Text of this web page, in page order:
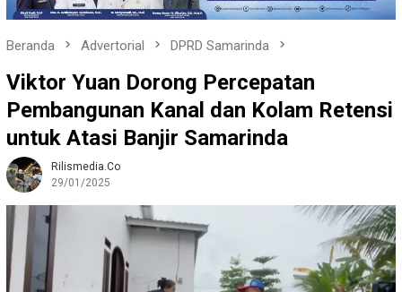
Beranda Advertorial DPRD Samarinda
Viktor Yuan Dorong Percepatan
Pembangunan Kanal dan Kolam Retensi
untuk Atasi Banjir Samarinda
Rilismedia.co
29/01/2025